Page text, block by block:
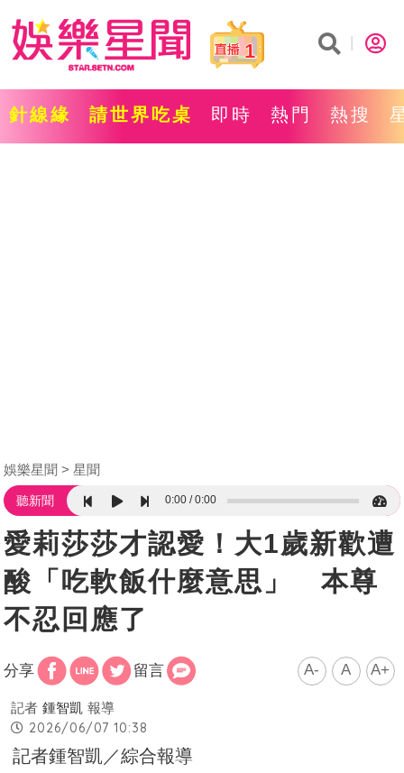
1
針線緣 請世界吃桌 即時 熱門 熱搜
娛樂星聞 星聞
聽新聞 0:00 0:00
愛莉莎莎才認愛！大1歲新歡遭
酸「吃軟飯什麼意思」 本尊
不忍回應了
分享 留言 A- A A+
記者 鍾智凱 報導
2026/06/07 10:38
記者鍾智凱／綜合報導